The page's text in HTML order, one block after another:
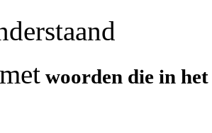
woorden die in